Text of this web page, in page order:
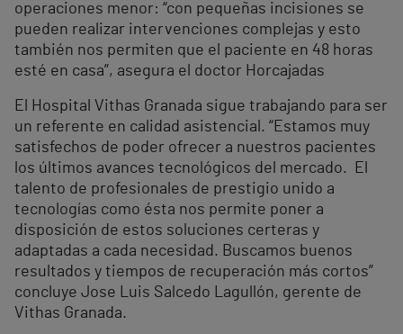
operaciones menor: “con pequeñas incisiones se
pueden realizar intervenciones complejas y esto
también nos permiten que el paciente en 48 horas
esté en casa”, asegura el doctor Horcajadas
El Hospital Vithas Granada sigue trabajando para ser
un referente en calidad asistencial. “Estamos muy
satisfechos de poder ofrecer a nuestros pacientes
los últimos avances tecnológicos del mercado. El
talento de profesionales de prestigio unido a
tecnologías como ésta nos permite poner a
disposición de estos soluciones certeras y
adaptadas a cada necesidad. Buscamos buenos
resultados y tiempos de recuperación más cortos”
concluye Jose Luis Salcedo Lagullón, gerente de
Vithas Granada.